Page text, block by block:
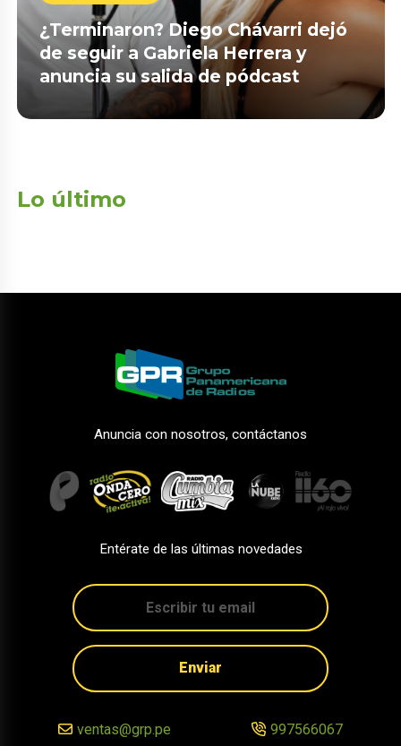
¿Terminaron? Diego Chávarri dejó
de seguir a Gabriela Herrera y
anuncia su salida de pódcast
Lo último
Anuncia con nosotros, contáctanos
Entérate de las últimas novedades
Enviar
ventas@grp.pe 997566067